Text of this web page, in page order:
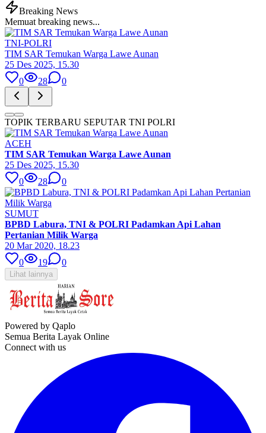
Breaking News
Memuat breaking news...
TNI-POLRI
TIM SAR Temukan Warga Lawe Aunan
25 Des 2025, 15.30
0
28 0
TOPIK TERBARU SEPUTAR TNI POLRI
ACEH
TIM SAR Temukan Warga Lawe Aunan
25 Des 2025, 15.30
0
28 0
SUMUT
BPBD Labura, TNI & POLRI Padamkan Api Lahan
Pertanian Milik Warga
20 Mar 2020, 18.23
0
19 0
Lihat lainnya
Powered by Qaplo
Semua Berita Layak Online
Connect with us